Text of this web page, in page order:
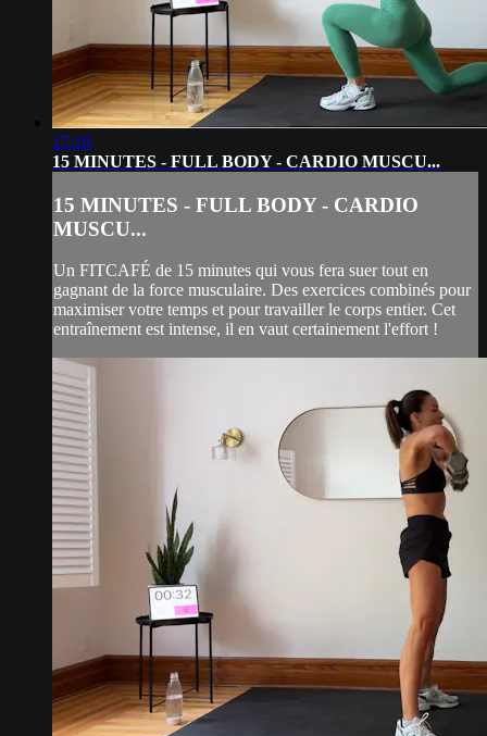
17:10
15 MINUTES - FULL BODY - CARDIO MUSCU...
15 MINUTES - FULL BODY - CARDIO
MUSCU...
Un FITCAFÉ de 15 minutes qui vous fera suer tout en
gagnant de la force musculaire. Des exercices combinés pour
maximiser votre temps et pour travailler le corps entier. Cet
entraînement est intense, il en vaut certainement l'effort !